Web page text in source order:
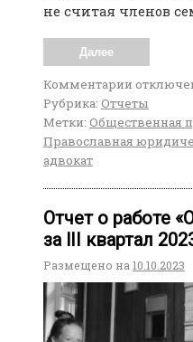
не считая членов
Далее
Комментарии
Рубрика: Отчеты
Метки: Общественная
Православная
адвокат
Отчет о работе
за lII квартал
Размещено на 10.10.2023